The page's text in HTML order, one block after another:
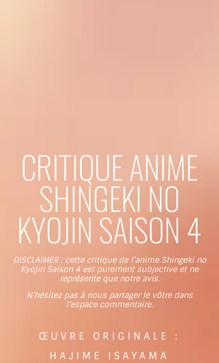
CRITIQUE ANIME
SHINGEKI NO
KYOJIN SAISON 4
DISCLAIMER : cette critique de l’anime Shingeki no
Kyojin Saison 4 est purement subjective et ne
représente que notre avis.
N’hésitez pas à nous partager le vôtre dans
l’espace commentaire.
ŒUVRE ORIGINALE :
HAJIME ISAYAMA